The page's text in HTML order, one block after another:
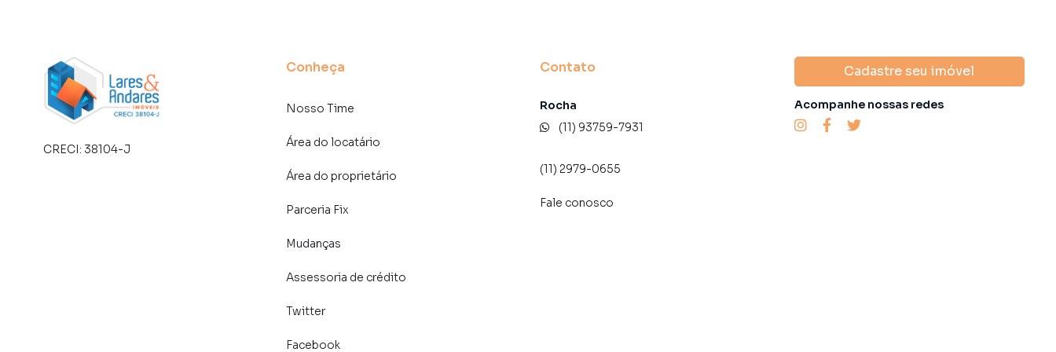
CRECI: 38104-J
Conheça
Nosso Time
Área do locatário
Área do proprietário
Parceria Fix
Mudanças
Assessoria de crédito
Twitter
Facebook
Contato
Rocha
(11) 93759-7931
(11) 2979-0655
Fale conosco
Cadastre seu imóvel
Acompanhe nossas redes